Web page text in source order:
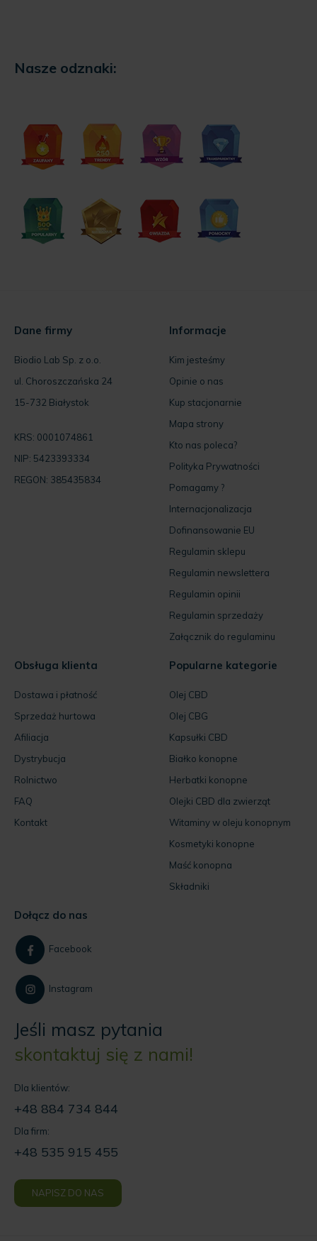
Nasze odznaki:
Dane firmy
Biodio Lab Sp. z o.o.
ul. Choroszczańska 24
15-732 Białystok
KRS: 0001074861
NIP: 5423393334
REGON: 385435834
Informacje
Kim jesteśmy
Opinie o nas
Kup stacjonarnie
Mapa strony
Kto nas poleca?
Polityka Prywatności
Pomagamy ?
Internacjonalizacja
Dofinansowanie EU
Regulamin sklepu
Regulamin newslettera
Regulamin opinii
Regulamin sprzedaży
Załącznik do regulaminu
Obsługa klienta
Dostawa i płatność
Sprzedaż hurtowa
Afiliacja
Dystrybucja
Rolnictwo
FAQ
Kontakt
Popularne kategorie
Olej CBD
Olej CBG
Kapsułki CBD
Białko konopne
Herbatki konopne
Olejki CBD dla zwierząt
Witaminy w oleju konopnym
Kosmetyki konopne
Maść konopna
Składniki
Dołącz do nas
Facebook
Instagram
Jeśli masz pytania
skontaktuj się z nami!
Dla klientów:
+48 884 734 844
Dla firm:
+48 535 915 455
NAPISZ DO NAS